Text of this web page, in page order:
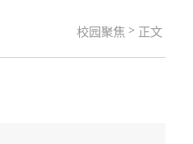
校园聚焦 > 正文